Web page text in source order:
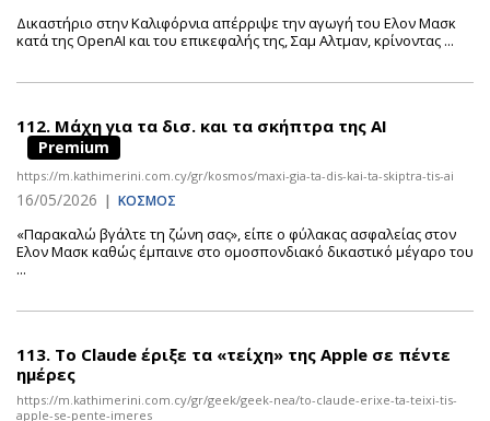
Δικαστήριο στην Καλιφόρνια απέρριψε την αγωγή του Ελον Μασκ
κατά της OpenAI και του επικεφαλής της, Σαμ Αλτμαν, κρίνοντας ...
112. Μάχη για τα δισ. και τα σκήπτρα της ΑΙ
Premium
https://m.kathimerini.com.cy/gr/kosmos/maxi-gia-ta-dis-kai-ta-skiptra-tis-ai
16/05/2026 | ΚΟΣΜΟΣ
«Παρακαλώ βγάλτε τη ζώνη σας», είπε ο φύλακας ασφαλείας στον
Eλον Μασκ καθώς έμπαινε στο ομοσπονδιακό δικαστικό μέγαρο του
...
113. To Claude έριξε τα «τείχη» της Apple σε πέντε
ημέρες
https://m.kathimerini.com.cy/gr/geek/geek-nea/to-claude-erixe-ta-teixi-tis-
apple-se-pente-imeres